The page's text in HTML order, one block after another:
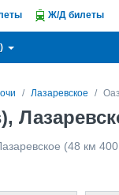
Ж/Д билеты
Лазаревское
(48 км